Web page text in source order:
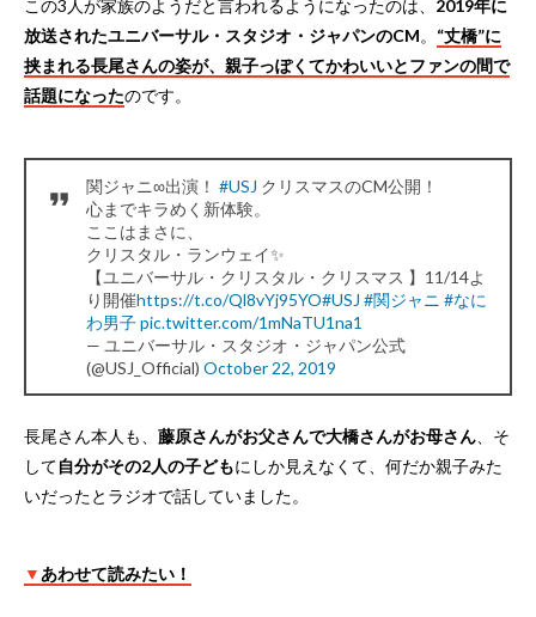
この3人が家族のようだと言われるようになったのは、 2019年に
放送されたユニバーサル・スタジオ・ジャパンのCM。 “丈橋”に
挟まれる長尾さんの姿が、親子っぽくてかわいいとファンの間で
話題になったのです。
関ジャニ∞出演！ #USJ クリスマスのCM公開！
心までキラめく新体験。
ここはまさに、
クリスタル・ランウェイ✨
【ユニバーサル・クリスタル・クリスマス 】11/14よ
り開催https://t.co/Ql8vYj95YO#USJ #関ジャニ #なに
わ男子pic.twitter.com/1mNaTU1na1
— ユニバーサル・スタジオ・ジャパン公式
(@USJ_Official) October 22, 2019
長尾さん本人も、 藤原さんがお父さんで大橋さんがお母さん 、そ
して自分がその2人の子どもにしか見えなくて、何だか親子みた
いだったとラジオで話していました。
▼ あわせて読みたい！